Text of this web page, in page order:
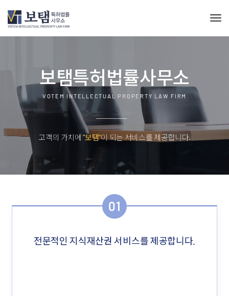
보탬특허 법률사무소
VOTEM INTELLECTUAL PROPERTY LAW FIRM
고객의 가치에"보탬"이 되는 서비스를 제공합니다.
01
전문적인 지식재산권 서비스를 제공합니다.